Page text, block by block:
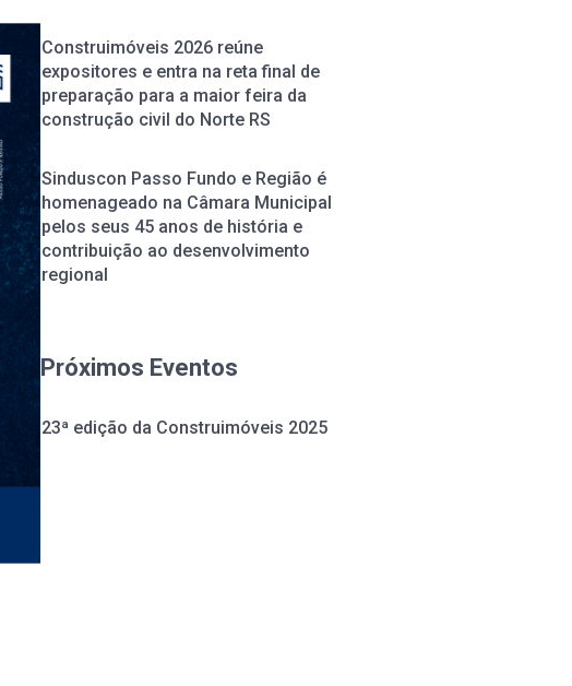
Construimóveis 2026 reúne
expositores e entra na reta final de
preparação para a maior feira da
construção civil do Norte RS
Sinduscon Passo Fundo e Região é
homenageado na Câmara Municipal
pelos seus 45 anos de história e
contribuição ao desenvolvimento
regional
Próximos Eventos
23ª edição da Construimóveis 2025